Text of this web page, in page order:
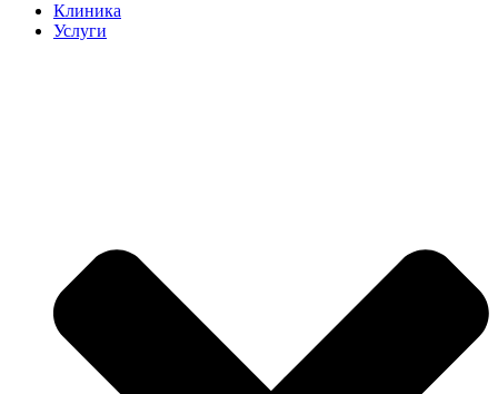
Клиника
Услуги